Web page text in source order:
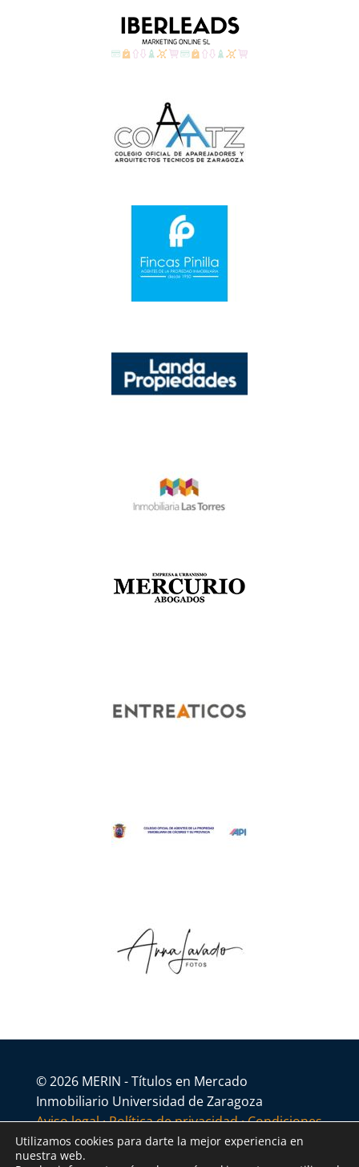
© 2026 MERIN - Títulos en Mercado
Inmobiliario Universidad de Zaragoza
Aviso legal·Política de privacidad·Condiciones
generales
Utilizamos cookies para darte la mejor experiencia en
nuestra web.